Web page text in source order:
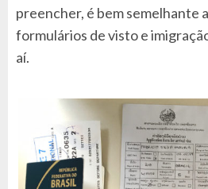
preencher, é bem semelhante
formulários de visto e
aí.